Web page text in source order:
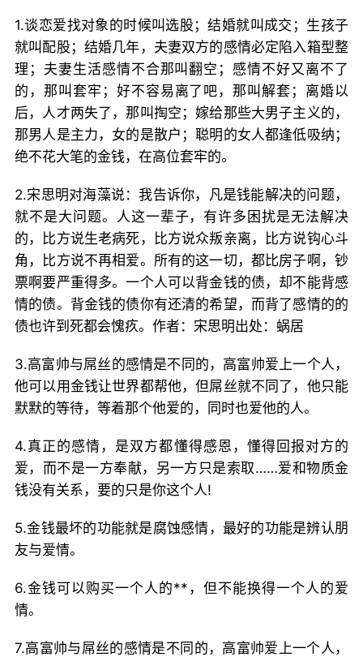
1.谈恋爱找对象的时候叫选股；结婚就叫成交；生孩子
就叫配股；结婚几年，夫妻双方的感情必定陷入箱型整
理；夫妻生活感情不合那叫翻空；感情不好又离不了
的，那叫套牢；好不容易离了吧，那叫解套；离婚以
后，人才两失了，那叫掏空；嫁给那些大男子主义的，
那男人是主力，女的是散户；聪明的女人都逢低吸纳；
绝不花大笔的金钱，在高位套牢的。
2.宋思明对海藻说：我告诉你，凡是钱能解决的问题，
就不是大问题。人这一辈子，有许多困扰是无法解决
的，比方说生老病死，比方说众叛亲离，比方说钩心斗
角，比方说不再相爱。所有的这一切，都比房子啊，钞
票啊要严重得多。一个人可以背金钱的债，却不能背感
情的债。背金钱的债你有还清的希望，而背了感情的的
债也许到死都会愧疚。作者：宋思明出处：蜗居
3.高富帅与屌丝的感情是不同的，高富帅爱上一个人，
他可以用金钱让世界都帮他，但屌丝就不同了，他只能
默默的等待，等着那个他爱的，同时也爱他的人。
4.真正的感情，是双方都懂得感恩，懂得回报对方的
爱，而不是一方奉献，另一方只是索取……爱和物质金
钱没有关系，要的只是你这个人!
5.金钱最坏的功能就是腐蚀感情，最好的功能是辨认朋
友与爱情。
6.金钱可以购买一个人的**，但不能换得一个人的爱
情。
7.高富帅与屌丝的感情是不同的，高富帅爱上一个人，